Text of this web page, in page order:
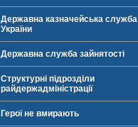
Державна казначейська служба
України
Державна служба зайнятості
Структурні підрозділи
райдержадміністрації
Герої не вмирають